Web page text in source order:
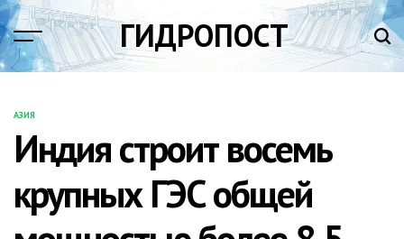
Перейти
к
содержимому
ГИДРОПОСТ
ОПУБЛИКОВАНО
В
АЗИЯ
Индия строит восемь
крупных ГЭС общей